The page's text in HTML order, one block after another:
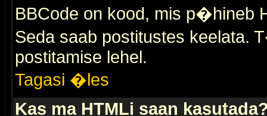
BBCode on kood, mis p�hineb
Seda saab postitustes keelata.
postitamise lehel.
Tagasi �les
Kas ma HTMLi saan